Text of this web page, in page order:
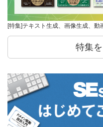
[特集]テキスト生成、画像生成、
特集